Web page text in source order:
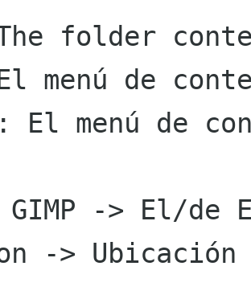
folder
menú de
El menú de
-> El/de
-> Ubicación